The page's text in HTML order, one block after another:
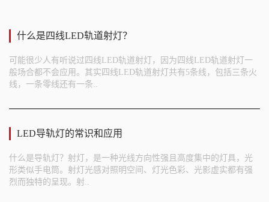
什么是四线LED轨道射灯？
可能很少人有听说过四线LED轨道射灯，因为四线LED轨道射灯一
般场合都不会应用。其实四线LED轨道射灯共有5条线，包括三条火
线，一条零线还有一条..
LED导轨灯的常识和应用
什么是导轨灯？射灯，是一种光线方向性强且高度集中的灯具，光
形类似手电筒。射灯光感对照明空间、灯光色彩、光影虚实都有强
烈而独特的呈现。射..